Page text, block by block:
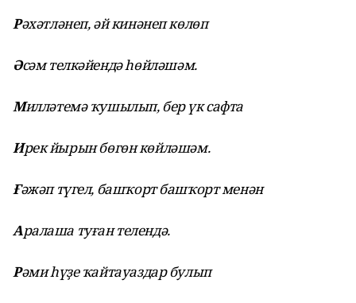
Рәхәтләнеп,әй кинәнеп көлөп
Әсәм телкәйендәһөйләшәм.
Милләтемә ҡушылып, бер үк сафта
Ирек йырын бөгөн көйләшәм.
Ғәжәп түгел, башҡорт башҡорт менән
Аралаша туған телендә.
Рәмиһүҙеҡайтауаздар булып